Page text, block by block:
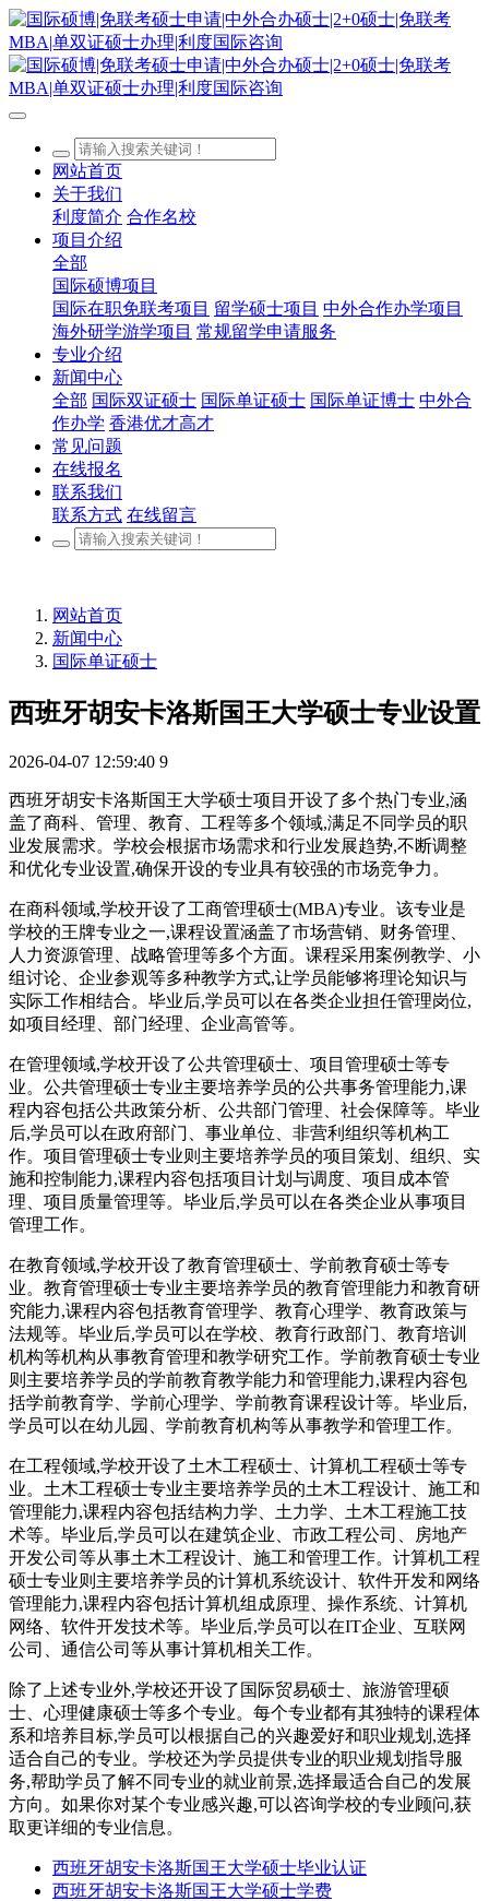
网站首页
关于我们
利度简介 合作名校
项目介绍
全部
国际硕博项目
国际在职免联考项目 留学硕士项目 中外合作办学项目
海外研学游学项目 常规留学申请服务
专业介绍
新闻中心
全部 国际双证硕士 国际单证硕士 国际单证博士 中外合
作办学 香港优才高才
常见问题
在线报名
联系我们
联系方式 在线留言
网站首页
新闻中心
国际单证硕士
西班牙胡安卡洛斯国王大学硕士专业设置
2026-04-07 12:59:40 9
西班牙胡安卡洛斯国王大学硕士项目开设了多个热门专业,涵
盖了商科、管理、教育、工程等多个领域,满足不同学员的职
业发展需求。学校会根据市场需求和行业发展趋势,不断调整
和优化专业设置,确保开设的专业具有较强的市场竞争力。
在商科领域,学校开设了工商管理硕士(MBA)专业。该专业是
学校的王牌专业之一,课程设置涵盖了市场营销、财务管理、
人力资源管理、战略管理等多个方面。课程采用案例教学、小
组讨论、企业参观等多种教学方式,让学员能够将理论知识与
实际工作相结合。毕业后,学员可以在各类企业担任管理岗位,
如项目经理、部门经理、企业高管等。
在管理领域,学校开设了公共管理硕士、项目管理硕士等专
业。公共管理硕士专业主要培养学员的公共事务管理能力,课
程内容包括公共政策分析、公共部门管理、社会保障等。毕业
后,学员可以在政府部门、事业单位、非营利组织等机构工
作。项目管理硕士专业则主要培养学员的项目策划、组织、实
施和控制能力,课程内容包括项目计划与调度、项目成本管
理、项目质量管理等。毕业后,学员可以在各类企业从事项目
管理工作。
在教育领域,学校开设了教育管理硕士、学前教育硕士等专
业。教育管理硕士专业主要培养学员的教育管理能力和教育研
究能力,课程内容包括教育管理学、教育心理学、教育政策与
法规等。毕业后,学员可以在学校、教育行政部门、教育培训
机构等机构从事教育管理和教学研究工作。学前教育硕士专业
则主要培养学员的学前教育教学能力和管理能力,课程内容包
括学前教育学、学前心理学、学前教育课程设计等。毕业后,
学员可以在幼儿园、学前教育机构等从事教学和管理工作。
在工程领域,学校开设了土木工程硕士、计算机工程硕士等专
业。土木工程硕士专业主要培养学员的土木工程设计、施工和
管理能力,课程内容包括结构力学、土力学、土木工程施工技
术等。毕业后,学员可以在建筑企业、市政工程公司、房地产
开发公司等从事土木工程设计、施工和管理工作。计算机工程
硕士专业则主要培养学员的计算机系统设计、软件开发和网络
管理能力,课程内容包括计算机组成原理、操作系统、计算机
网络、软件开发技术等。毕业后,学员可以在IT企业、互联网
公司、通信公司等从事计算机相关工作。
除了上述专业外,学校还开设了国际贸易硕士、旅游管理硕
士、心理健康硕士等多个专业。每个专业都有其独特的课程体
系和培养目标,学员可以根据自己的兴趣爱好和职业规划,选择
适合自己的专业。学校还为学员提供专业的职业规划指导服
务,帮助学员了解不同专业的就业前景,选择最适合自己的发展
方向。如果你对某个专业感兴趣,可以咨询学校的专业顾问,获
取更详细的专业信息。
西班牙胡安卡洛斯国王大学硕士毕业认证
西班牙胡安卡洛斯国王大学硕士学费